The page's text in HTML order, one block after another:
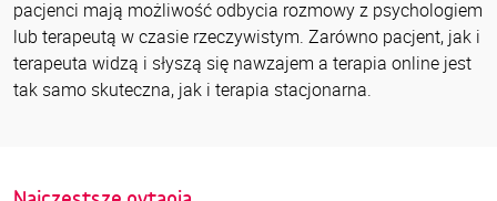
pacjenci mają możliwość odbycia rozmowy z psychologiem
lub terapeutą w czasie rzeczywistym. Zarówno pacjent, jak i
terapeuta widzą i słyszą się nawzajem a terapia online jest
tak samo skuteczna, jak i terapia stacjonarna.